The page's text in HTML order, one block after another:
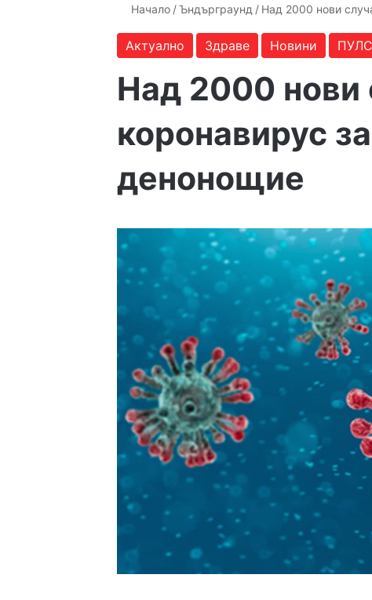
Начало / Ъндърграунд / Над 2000 нови
Актуално Здраве Новини ПУЛС
Над 2000 нови
коронавирус
денонощие